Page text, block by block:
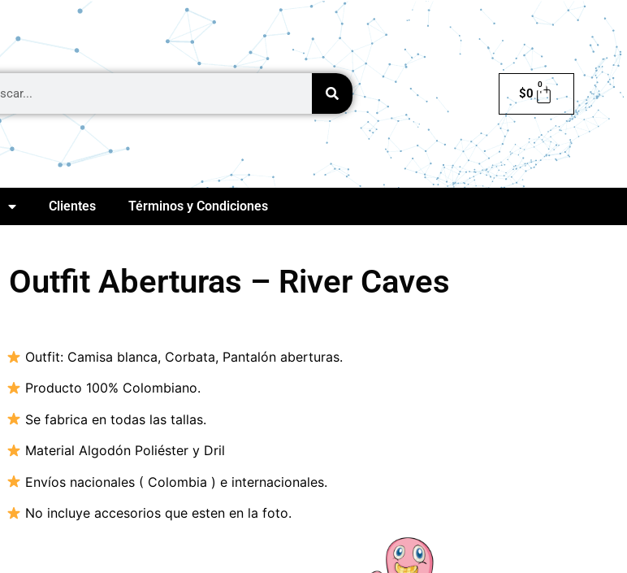
$0
0
Clientes Términos y Condiciones
Outfit Aberturas – River Caves
Outfit: Camisa blanca, Corbata, Pantalón aberturas.
Producto 100% Colombiano.
Se fabrica en todas las tallas.
MaterialAlgodón Poliéster y Dril
Envíos nacionales ( Colombia ) e internacionales.
No incluye accesorios que esten en la foto.